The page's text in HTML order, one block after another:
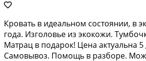
Кровать в идеальном состоянии, в
года. Изголовье из экокожи.
Матрац в подарок! Цена актуальна
Самовывоз. Помощь в разборе.